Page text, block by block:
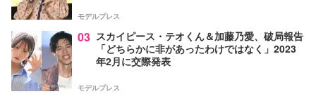
モデルプレス
03 スカイピース・テオくん＆加藤乃愛、破局報告
「どちらかに非があったわけではなく」2023
年2月に交際発表
モデルプレス